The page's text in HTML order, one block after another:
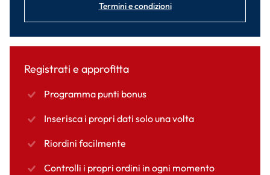
Termini e condizioni
Registrati e approfitta
Programma punti bonus
Inserisca i propri dati solo una volta
Riordini facilmente
Controlli i propri ordini in ogni momento